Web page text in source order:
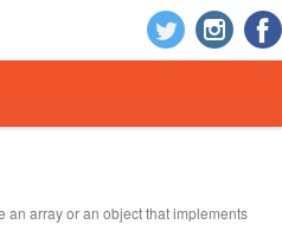
an array or an object that implements